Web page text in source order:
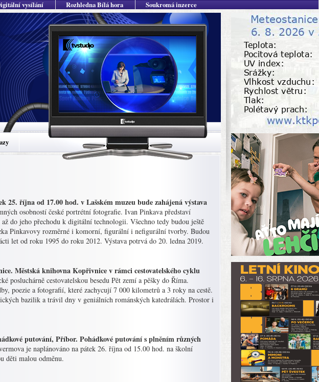
vysílání Rozhledna Bílá hora Soukromá inzerce
října od 17.00 hod. v Lašském muzeu bude zahájená výstava
osobností české portrétní fotografie. Ivan Pinkava představí
do jeho přechodu k digitální technologii. Všechno tedy budou ještě
Pinkavovy rozměrné i komorní, figurální i nefigurální tvorby. Budou
let od roku 1995 do roku 2012. Výstava potrvá do 20. ledna 2019.
Městská knihovna Kopřivnice v rámci cestovatelského cyklu
posluchárně cestovatelskou besedu Pět zemí a pěšky do Říma.
poezie a fotografií, které zachycují 7 000 kilometrů a 3 roky na cestě.
bazilik a trávil dny v geniálních románských katedrálách. Prostor i
putování, Příbor. Pohádkové putování s plněním různých
je naplánováno na pátek 26. října od 15.00 hod. na školní
děti malou odměnu.